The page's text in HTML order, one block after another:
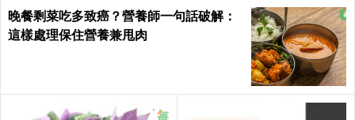
晚餐剩菜吃多致癌？營養師一句話破解：
這樣處理保住營養兼甩肉